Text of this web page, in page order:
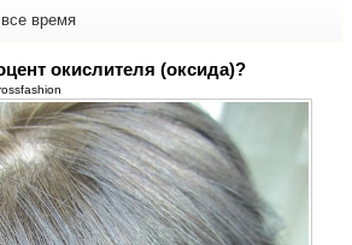
время
окислителя (оксида)?